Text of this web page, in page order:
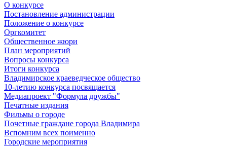
О конкурсе
Постановление администрации
Положение о конкурсе
Оргкомитет
Общественное жюри
План мероприятий
Вопросы конкурса
Итоги конкурса
Владимирское краеведческое общество
10-летию конкурса посвящается
Медиапроект "Формула дружбы"
Печатные издания
Фильмы о городе
Почетные граждане города Владимира
Вспомним всех поименно
Городские мероприятия